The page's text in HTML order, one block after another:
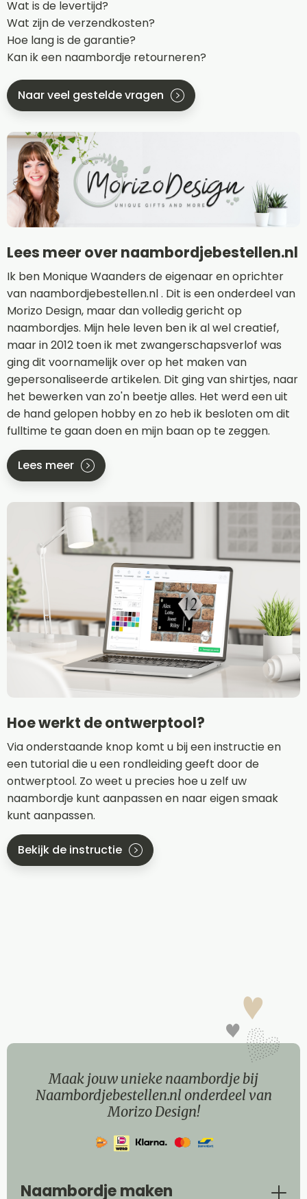
Wat is de levertijd?
Wat zijn de verzendkosten?
Hoe lang is de garantie?
Kan ik een naambordje retourneren?
Naar veel gestelde vragen
Lees meer over naambordjebestellen.nl
Ik ben Monique Waanders de eigenaar en oprichter
van naambordjebestellen.nl . Dit is een onderdeel van
Morizo Design, maar dan volledig gericht op
naambordjes. Mijn hele leven ben ik al wel creatief,
maar in 2012 toen ik met zwangerschapsverlof was
ging dit voornamelijk over op het maken van
gepersonaliseerde artikelen. Dit ging van shirtjes, naar
het bewerken van zo'n beetje alles. Het werd een uit
de hand gelopen hobby en zo heb ik besloten om dit
fulltime te gaan doen en mijn baan op te zeggen.
Lees meer
Hoe werkt de ontwerptool?
Via onderstaande knop komt u bij een instructie en
een tutorial die u een rondleiding geeft door de
ontwerptool. Zo weet u precies hoe u zelf uw
naambordje kunt aanpassen en naar eigen smaak
kunt aanpassen.
Bekijk de instructie
Maak jouw unieke naambordje bij
Naambordjebestellen.nl onderdeel van
Morizo Design!
Naambordje maken